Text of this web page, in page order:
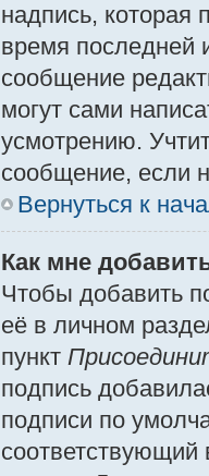
надпись, которая
время последней
сообщение
могут сами
усмотрению.
сообщение, если
Вернуться к
Как мне
Чтобы добавить
её в личном
пункт
подпись
подписи по